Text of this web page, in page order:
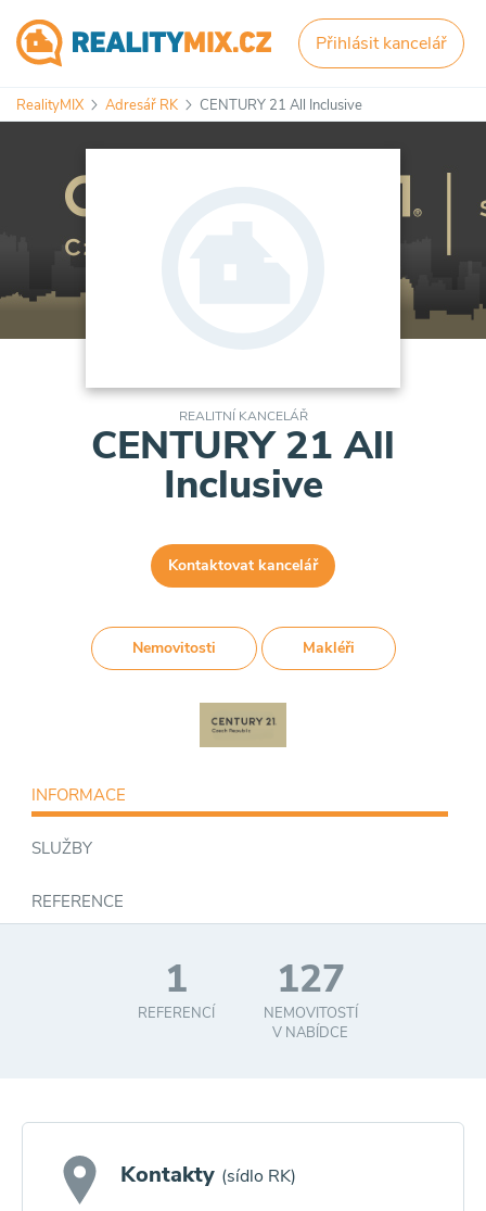
Přihlásit kancelář
RealityMIX Adresář RK CENTURY 21 All Inclusive
REALITNÍ KANCELÁŘ
CENTURY 21 All
Inclusive
Kontaktovat kancelář
Nemovitosti Makléři
INFORMACE
SLUŽBY
REFERENCE
1
REFERENCÍ
127
NEMOVITOSTÍ
V NABÍDCE
Kontakty (sídlo RK)